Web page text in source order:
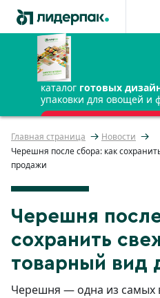
каталог готовых
упаковки для овощей и
ПОЛУЧИТЬ
Главная страница
Новости
Черешня после сбора: как
продажи
Черешня
сохранить
товарный вид
Черешня — одна из самых